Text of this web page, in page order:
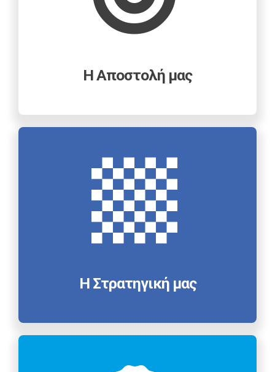
Η Αποστολή μας
Η Στρατηγική μας